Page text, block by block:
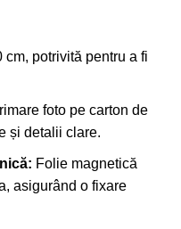
cm, potrivită pentru a fi
foto pe carton de
și detalii clare.
Folie magnetică
asigurând o fixare